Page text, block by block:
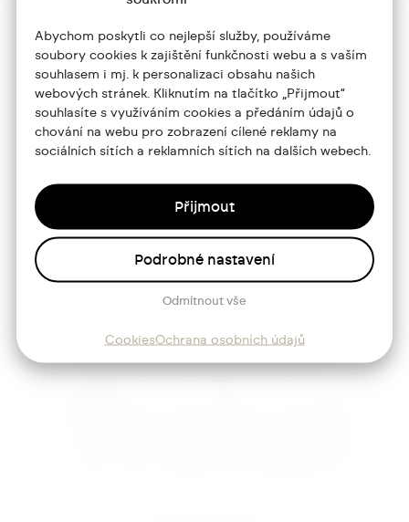
Abychom poskytli co nejlepší služby, používáme
soubory cookies k zajištění funkčnosti webu a s vaším
souhlasem i mj. k personalizaci obsahu našich
webových stránek. Kliknutím na tlačítko „Přijmout“
souhlasíte s využíváním cookies a předáním údajů o
chování na webu pro zobrazení cílené reklamy na
sociálních sítích a reklamních sítích na dalších webech.
Přijmout
Odmítnout vše
Podrobné nastavení
CookiesOchrana osobních údajů
Portfolio
O mně
Služby
Blog
Kontakt
Josef